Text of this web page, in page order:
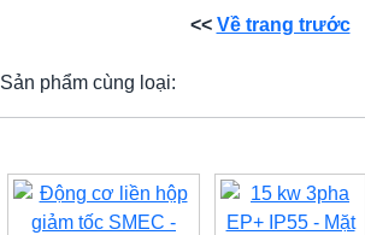
<< Về trang trước
Sản phẩm cùng loại: